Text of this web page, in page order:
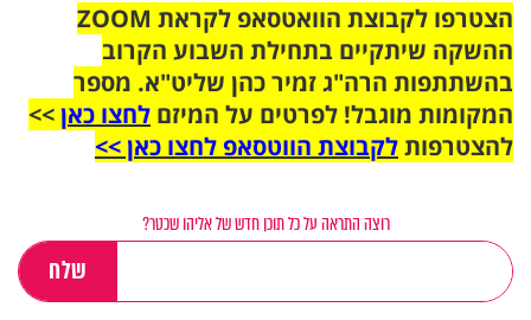
הצטרפו לקבוצת הוואטסאפ לקראת ZOOM
ההשקה שיתקיים בתחילת השבוע הקרוב
בהשתתפות הרה"ג זמיר כהן שליט"א. מספר
המקומות מוגבל! לפרטים על המיזם לחצו כאן>>
להצטרפותלקבוצת הווטסאפ לחצו כאן >>
רוצה התראה על כל תוכן חדש של אליהו שכטר?